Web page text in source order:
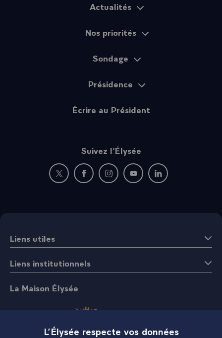
Actualités
Nos priorités
Sondage
Présidence
Écrire au Président
Suivez l’Élysée
Nouvelle fenêtre : rejoignez-nous sur Twitter
Nouvelle fenêtre : rejoignez-nous sur
Nouvelle fenêtre : rejoignez-nous
Nouvelle fenêtre :
Nouvelle fenêtre :
Liens utiles
Liens institutionnels
La Maison Élysée
L’Élysée respecte vos données